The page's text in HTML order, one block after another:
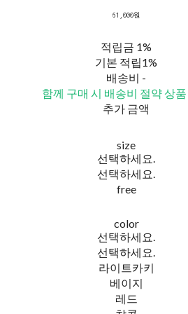
61,000원
적립금 1%
기본 적립1%
배송비 -
함께 구매 시 배송비 절약 상
추가 금액
size
선택하세요.
선택하세요.
free
color
선택하세요.
선택하세요.
라이트카키
베이지
레드